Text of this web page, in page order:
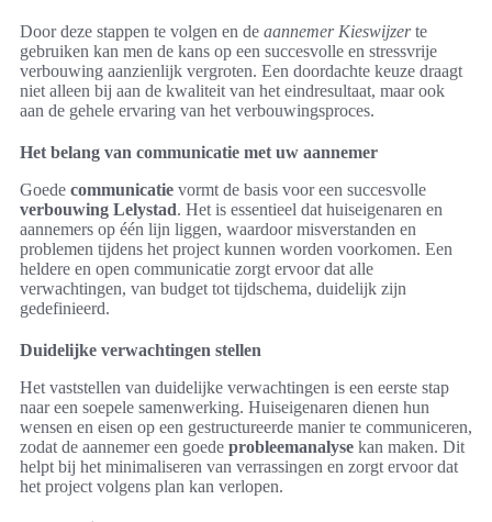
Door deze stappen te volgen en de aannemer Kieswijzerte
gebruiken kan men de kans op een succesvolle en stressvrije
verbouwing aanzienlijk vergroten. Een doordachte keuze draagt
niet alleen bij aan de kwaliteit van het eindresultaat, maar ook
aan de gehele ervaring van het verbouwingsproces.
Het belang van communicatie met uw aannemer
Goede communicatie vormt de basis voor een succesvolle
verbouwing Lelystad. Het is essentieel dat huiseigenaren en
aannemers op één lijn liggen, waardoor misverstanden en
problemen tijdens het project kunnen worden voorkomen. Een
heldere en open communicatie zorgt ervoor dat alle
verwachtingen, van budget tot tijdschema, duidelijk zijn
gedefinieerd.
Duidelijke verwachtingen stellen
Het vaststellen van duidelijke verwachtingen is een eerste stap
naar een soepele samenwerking. Huiseigenaren dienen hun
wensen en eisen op een gestructureerde manier te communiceren,
zodat de aannemer een goede probleemanalyse kan maken. Dit
helpt bij het minimaliseren van verrassingen en zorgt ervoor dat
het project volgens plan kan verlopen.